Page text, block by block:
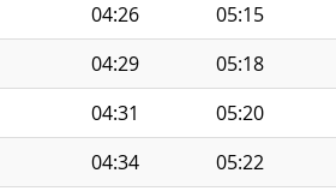
04:26 05:15
04:29 05:18
04:31 05:20
04:34 05:22